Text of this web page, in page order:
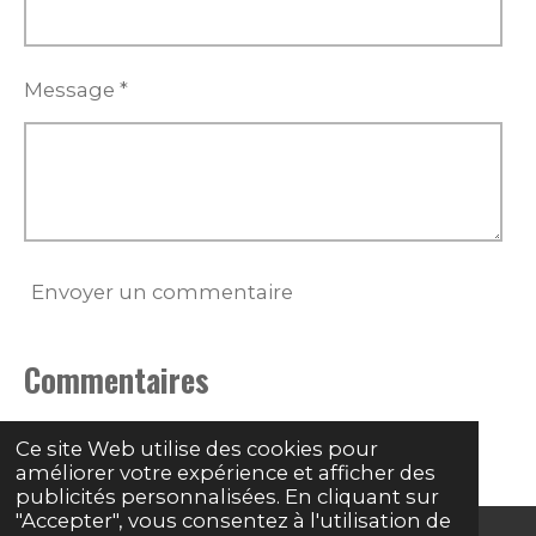
Ce site Web utilise des cookies pour
améliorer votre expérience et afficher des
publicités personnalisées. En cliquant sur
"Accepter", vous consentez à l'utilisation de
Message *
Envoyer un commentaire
Commentaires
Il n'y a pas encore de commentaire.